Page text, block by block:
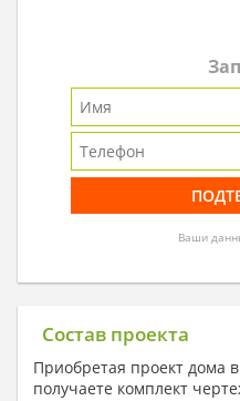
Ваши
Состав проекта
Приобретая проект дома
получаете комплект